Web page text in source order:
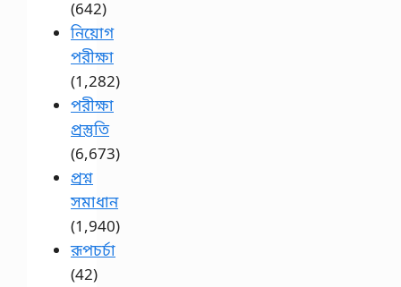
(642)
নিয়োগ
পরীক্ষা
(1,282)
পরীক্ষা
প্রস্তুতি
(6,673)
প্রশ্ন
সমাধান
(1,940)
রূপচর্চা
(42)